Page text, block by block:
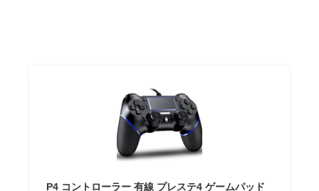
P4 コントローラー 有線 プレステ4 ゲームパッド